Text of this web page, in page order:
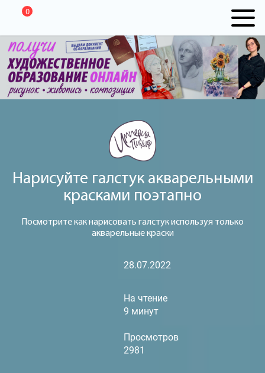
0
Нарисуйте галстук акварельными
красками поэтапно
Посмотрите как нарисовать галстук используя только
акварельные краски
28.07.2022
На чтение
9 минут
Просмотров
2981